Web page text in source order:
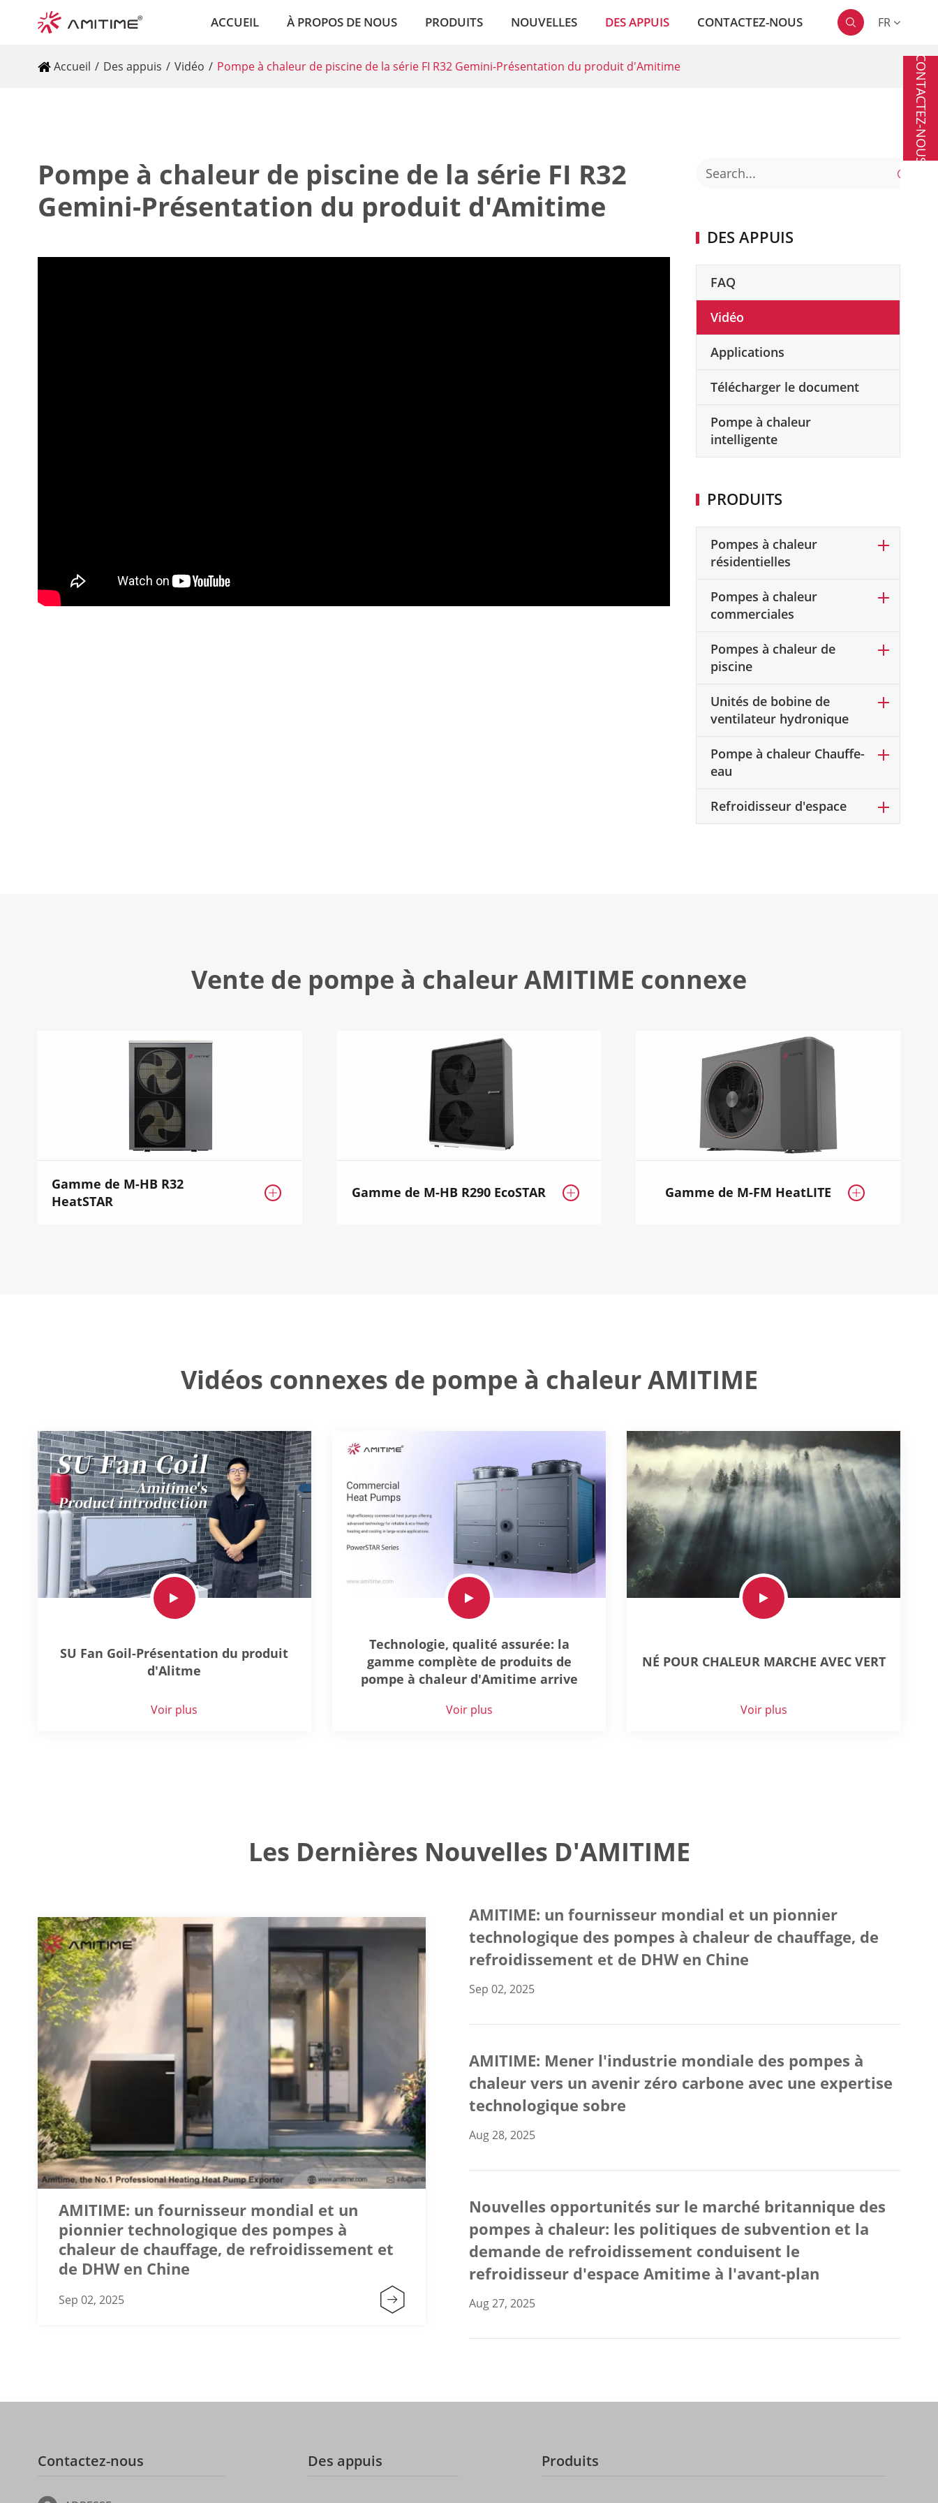
ACCUEIL À PROPOS DE NOUS PRODUITS NOUVELLES DES APPUIS CONTACTEZ-NOUS  FR
Accueil Des appuis Vidéo Pompe à chaleur de piscine de la série FI R32 Gemini-Présentation du produit d'Amitime
Pompe à chaleur de piscine de la série FI R32
Gemini-Présentation du produit d'Amitime

DES APPUIS
FAQ
Vidéo
Applications
Télécharger le document
Pompe à chaleur
intelligente
PRODUITS
Pompes à chaleur
résidentielles
Pompes à chaleur
commerciales
Pompes à chaleur de
piscine
Unités de bobine de
ventilateur hydronique
Pompe à chaleur Chauffe-
eau
Refroidisseur d'espace
Vente de pompe à chaleur AMITIME connexe
Gamme de M-HB R32
HeatSTAR
 Gamme de M-HB R290 EcoSTAR  Gamme de M-FM HeatLITE 
Vidéos connexes de pompe à chaleur AMITIME
SU Fan Goil-Présentation du produit
d'Alitme
Voir plus
Technologie, qualité assurée: la
gamme complète de produits de
pompe à chaleur d'Amitime arrive
Voir plus
NÉ POUR CHALEUR MARCHE AVEC VERT
Voir plus
Les Dernières Nouvelles D'AMITIME
AMITIME: un fournisseur mondial et un
pionnier technologique des pompes à
chaleur de chauffage, de refroidissement et
de DHW en Chine
Sep 02, 2025 
AMITIME: un fournisseur mondial et un pionnier
technologique des pompes à chaleur de chauffage, de
refroidissement et de DHW en Chine
Sep 02, 2025
AMITIME: Mener l'industrie mondiale des pompes à
chaleur vers un avenir zéro carbone avec une expertise
technologique sobre
Aug 28, 2025
Nouvelles opportunités sur le marché britannique des
pompes à chaleur: les politiques de subvention et la
demande de refroidissement conduisent le
refroidisseur d'espace Amitime à l'avant-plan
Aug 27, 2025
Contactez-nous Des appuis Produits
CONTACTEZ-NOUS